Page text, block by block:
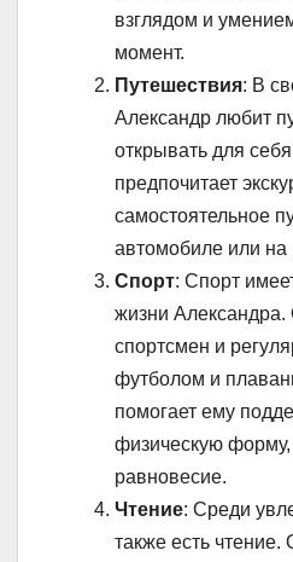
взглядом и
момент.
Путешествия: В
Александр любит
открывать для
предпочитает
самостоятельное
автомобиле или на
Спорт: Спорт
жизни Александра.
спортсмен и
футболом и
помогает ему
физическую
равновесие.
Чтение: Среди
также есть чтение.